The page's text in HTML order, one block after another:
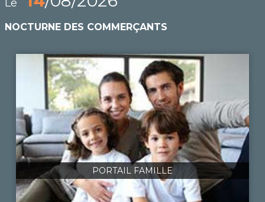
Le
NOCTURNE DES COMMERÇANTS
PORTAIL FAMILLE